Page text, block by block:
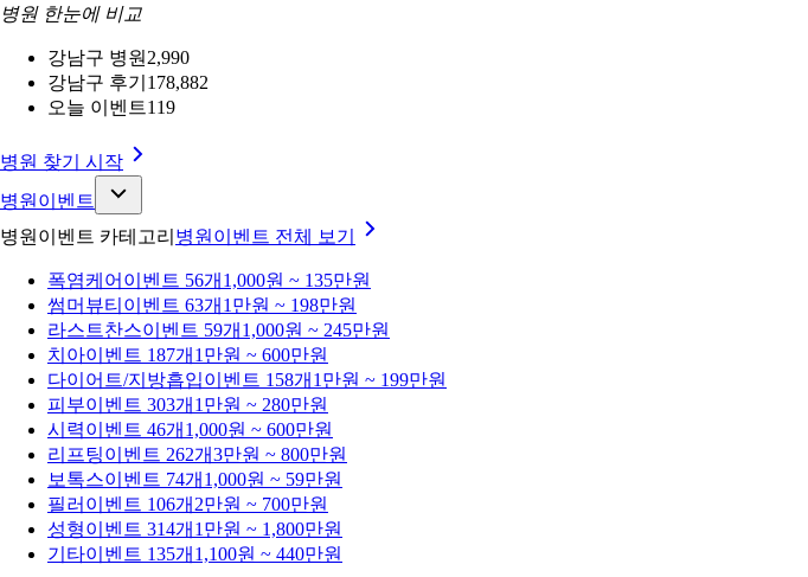
병원 한눈에 비교
강남구 병원 2,990
강남구 후기 178,882
오늘 이벤트119
병원 찾기 시작
병원이벤트
병원이벤트 카테고리 병원이벤트 전체 보기
폭염케어 이벤트 56개 1,000원 ~ 135만원
썸머뷰티 이벤트 63개 1만원 ~ 198만원
라스트찬스이벤트 59개 1,000원 ~ 245만원
치아이벤트 187개 1만원 ~ 600만원
다이어트/지방흡입이벤트 158개 1만원 ~ 199만원
피부이벤트 303개 1만원 ~ 280만원
시력이벤트 46개 1,000원 ~ 600만원
리프팅이벤트 262개3만원 ~ 800만원
보톡스이벤트 74개 1,000원 ~ 59만원
필러 이벤트 106개 2만원 ~ 700만원
성형이벤트 314개 1만원 ~ 1,800만원
기타이벤트 135개 1,100원 ~ 440만원